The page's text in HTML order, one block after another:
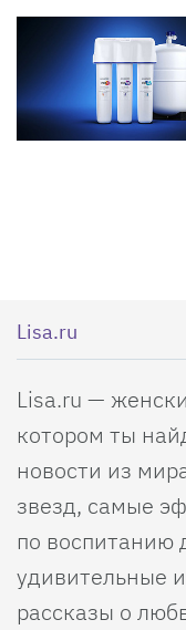
Lisa.ru
Lisa.ru —
котором ты
новости из
звезд, самые
по воспитанию
удивительные
рассказы о